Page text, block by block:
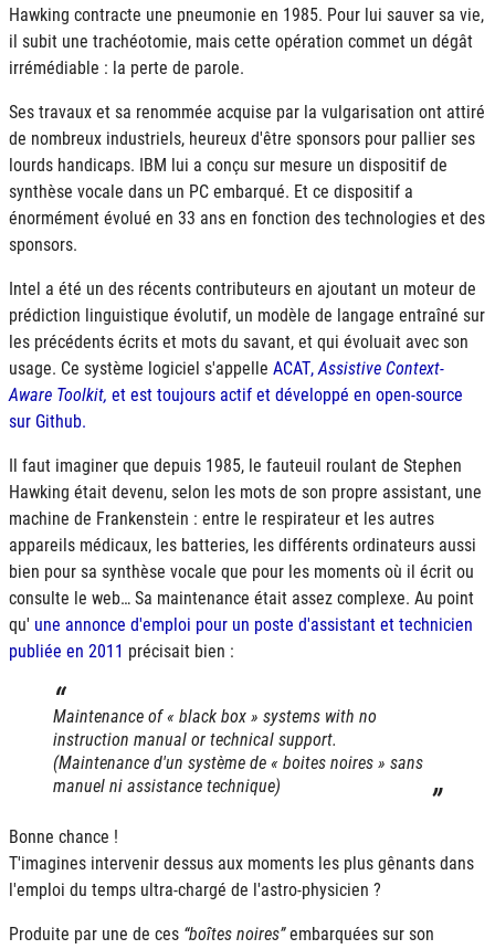
Hawking contracte une pneumonie en 1985. Pour lui sauver sa vie,
il subit une trachéotomie, mais cette opération commet un dégât
irrémédiable : la perte de parole.
Ses travaux et sa renommée acquise par la vulgarisation ont attiré
de nombreux industriels, heureux d'être sponsors pour pallier ses
lourds handicaps. IBM lui a conçu sur mesure un dispositif de
synthèse vocale dans un PC embarqué. Et ce dispositif a
énormément évolué en 33 ans en fonction des technologies et des
sponsors.
Intel a été un des récents contributeurs en ajoutant un moteur de
prédiction linguistique évolutif, un modèle de langage entraîné sur
les précédents écrits et mots du savant, et qui évoluait avec son
usage. Ce système logiciel s'appelle ACAT, Assistive Context-
Aware Toolkit, et est toujours actif et développé en open-source
sur Github.
Il faut imaginer que depuis 1985, le fauteuil roulant de Stephen
Hawking était devenu, selon les mots de son propre assistant, une
machine de Frankenstein : entre le respirateur et les autres
appareils médicaux, les batteries, les différents ordinateurs aussi
bien pour sa synthèse vocale que pour les moments où il écrit ou
consulte le web… Sa maintenance était assez complexe. Au point
qu' une annonce d'emploi pour un poste d'assistant et technicien
publiée en 2011 précisait bien :
Maintenance of black box
systems with no
instruction manual or technical support.
(Maintenance d'un système de
boites noires
sans
manuel ni assistance technique)
Bonne chance !
T'imagines intervenir dessus aux moments les plus gênants dans
l'emploi du temps ultra-chargé de l'astro-physicien ?
Produite par une de ces boîtes noires embarquées sur son